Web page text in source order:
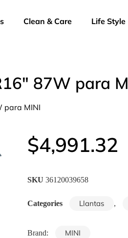
Clean & Care Life Style
87W para
para MINI
$4,991.32
SKU 36120039658
Categories Llantas ,
Brand: MINI